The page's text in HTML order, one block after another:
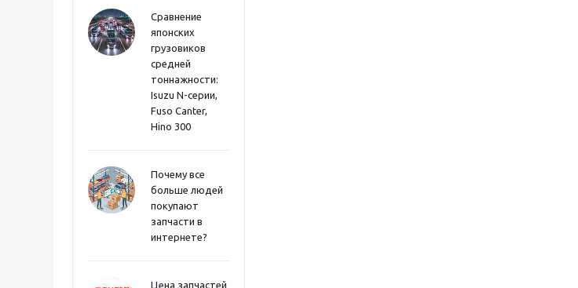
Сравнение
японских
грузовиков
средней
тоннажности:
Isuzu N-серии,
Fuso Canter,
Hino 300
Почему все
больше людей
покупают
запчасти в
интернете?
Цена запчастей